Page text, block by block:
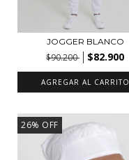
JOGGER BLANCO
$90.200 $82.900
AGREGAR AL CARRITO
26% OFF